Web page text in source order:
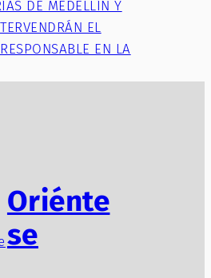
DE MEDELLÍN Y
EL
EN LA
Oriénte
se